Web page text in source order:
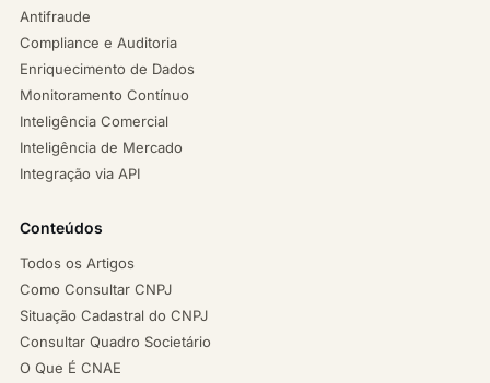
Antifraude
Compliance e Auditoria
Enriquecimento de Dados
Monitoramento Contínuo
Inteligência Comercial
Inteligência de Mercado
Integração via API
Conteúdos
Todos os Artigos
Como Consultar CNPJ
Situação Cadastral do CNPJ
Consultar Quadro Societário
O Que É CNAE